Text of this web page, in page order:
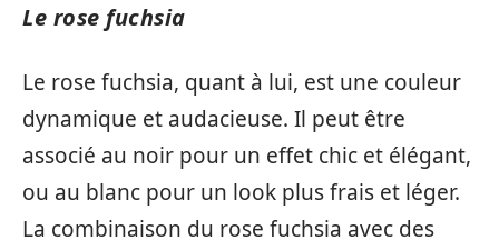
Le rose fuchsia
Le rose fuchsia, quant à lui, est une couleur
dynamique et audacieuse. Il peut être
associé au noir pour un effet chic et élégant,
ou au blanc pour un look plus frais et léger.
La combinaison du rose fuchsia avec des